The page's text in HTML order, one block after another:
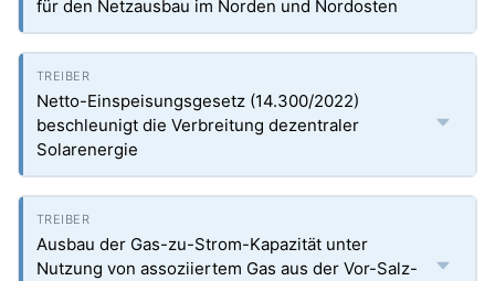
für den Netzausbau im Norden und Nordosten
Netto-Einspeisungsgesetz (14.300/2022)
beschleunigt die Verbreitung dezentraler
Solarenergie
Ausbau der Gas-zu-Strom-Kapazität unter
Nutzung von assoziiertem Gas aus der Vor-Salz-